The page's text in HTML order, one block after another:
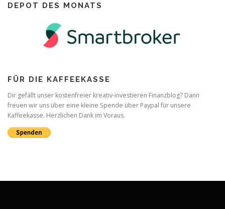
DEPOT DES MONATS
FÜR DIE KAFFEEKASSE
Dir gefällt unser kostenfreier kreativ-investieren Finanzblog? Dann
freuen wir uns über eine kleine Spende über Paypal für unsere
Kaffeekasse. Herzlichen Dank im Voraus.